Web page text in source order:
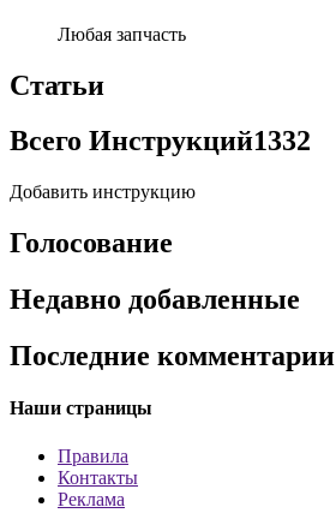
Любая запчасть
Статьи
Всего Инструкций1332
Добавить инструкцию
Голосование
Недавно добавленные
Последние комментарии
Наши страницы
Правила
Контакты
Реклама